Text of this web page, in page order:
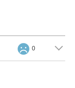
0